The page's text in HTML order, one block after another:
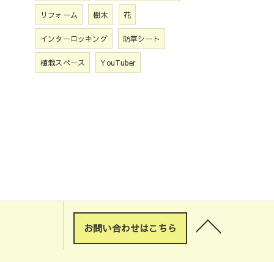
リフォーム 樹木 花
インターロッキング 防草シート
植栽スペース YouTuber
お問い合わせはこちら